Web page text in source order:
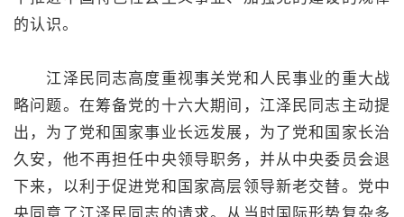
的认识。
江泽民同志高度重视事关党和人民事业的重大战
略问题。在筹备党的十六大期间，江泽民同志主动提
出，为了党和国家事业长远发展，为了党和国家长治
久安，他不再担任中央领导职务，并从中央委员会退
下来，以利于促进党和国家高层领导新老交替。党中
央同意了江泽民同志的请求。从当时国际形势复杂多